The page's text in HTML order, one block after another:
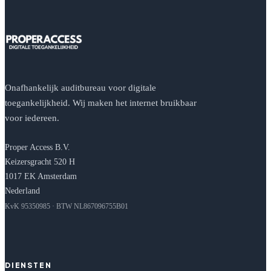
Onafhankelijk auditbureau voor digitale
toegankelijkheid. Wij maken het internet bruikbaar
voor iedereen.
Proper Access B.V.
Keizersgracht 520 H
1017 EK Amsterdam
Nederland
KvK 95350985 · BTW NL867096755B01
DIENSTEN